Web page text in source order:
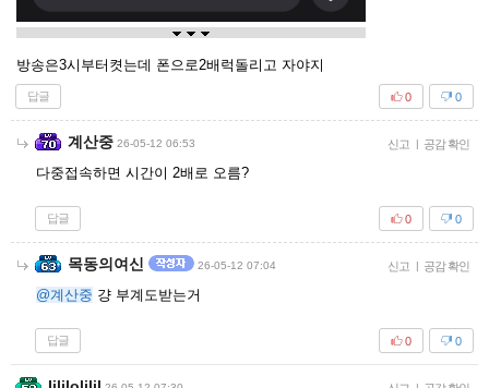
방송은3시부터켯는데 폰으로2배럭돌리고 자야지
답글 0
0
계산중 26-05-12 06:53 신고 | 공감 확인
다중접속하면 시간이 2배로 오름?
답글 0
0
목동의여신 26-05-12 07:04 신고 | 공감 확인
@계산중 걍 부계도받는거
답글 0
0